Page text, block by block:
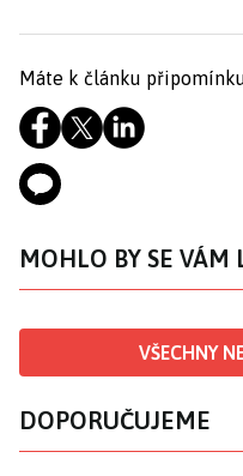
Máte k článku
MOHLO BY SE VÁM
VŠECHNY
DOPORUČUJEME